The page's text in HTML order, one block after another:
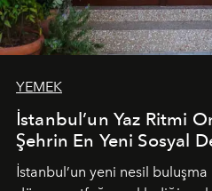
YEMEK
İstanbul’un Yaz Ritmi
Şehrin En Yeni Sosyal
İstanbul’un yeni nesil buluşma